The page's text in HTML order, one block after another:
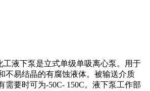
工液下泵是立式单级单吸离心泵。用于
不易结晶的有腐蚀液体。被输送介质
需要时可为-50C- 150C。液下泵工作部